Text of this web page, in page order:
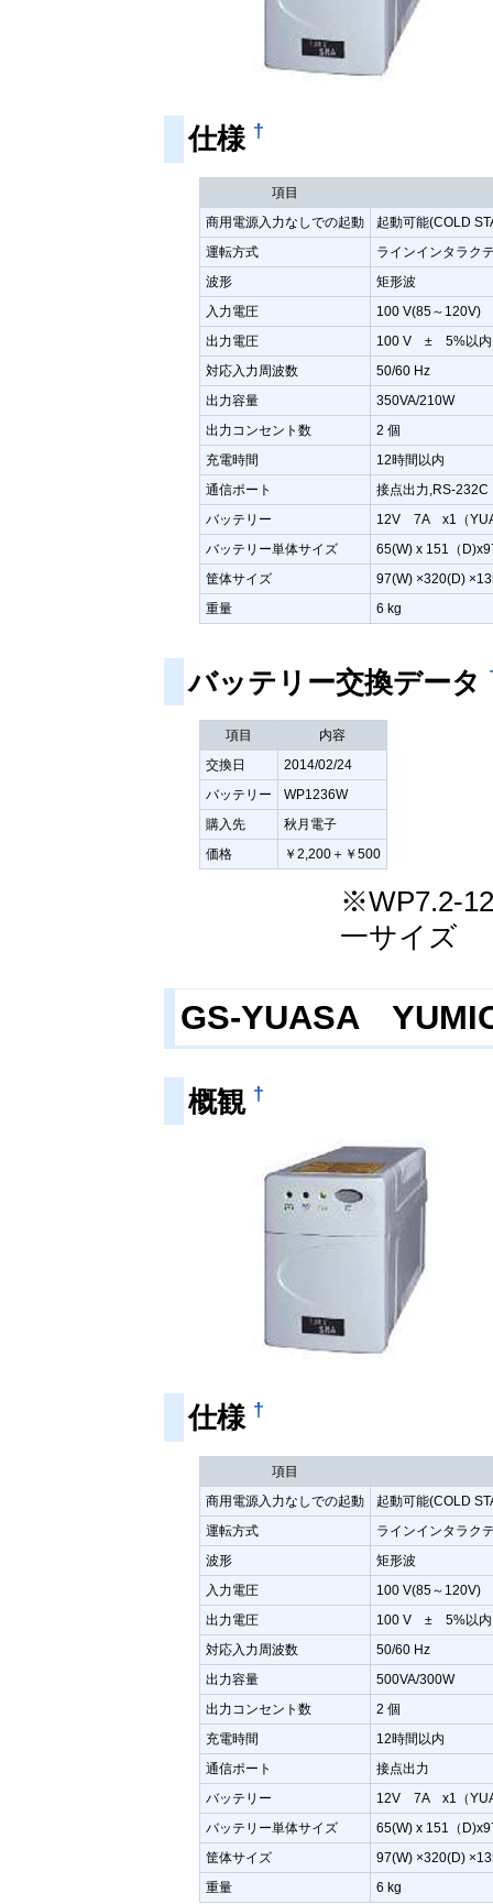
仕様 †
項目
商用電源入力なしでの起動 起動可能(COLD
運転方式 ラインインタラク
波形 矩形波
入力電圧 100 V(85～120V)
出力電圧 100 V ± 5%以内
対応入力周波数 50/60 Hz
出力容量 350VA/210W
出力コンセント数 2 個
充電時間 12時間以内
通信ポート 接点出力,RS-232C
バッテリー 12V 7A x1（
バッテリー単体サイズ 65(W) x 151（
筐体サイズ 97(W) ×320(D)
重量 6 kg
バッテリー交換データ
項目 内容
交換日 2014/02/24
バッテリー WP1236W
購入先 秋月電子
価格 ￥2,200＋￥500
※WP7.2-
一サイズ
GS-YUASA
概観 †
仕様 †
項目
商用電源入力なしでの起動 起動可能(COLD
運転方式 ラインインタラク
波形 矩形波
入力電圧 100 V(85～120V)
出力電圧 100 V ± 5%以内
対応入力周波数 50/60 Hz
出力容量 500VA/300W
出力コンセント数 2 個
充電時間 12時間以内
通信ポート 接点出力
バッテリー 12V 7A x1（
バッテリー単体サイズ 65(W) x 151（
筐体サイズ 97(W) ×320(D)
重量 6 kg